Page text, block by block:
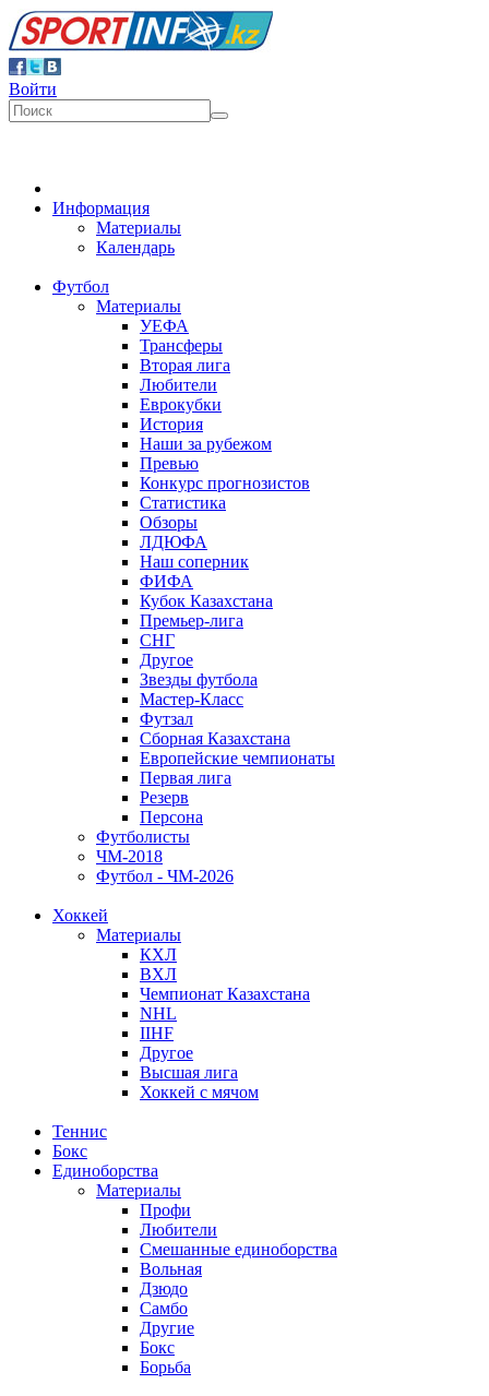
Войти
Информация
Материалы
Календарь
Футбол
Материалы
УЕФА
Трансферы
Вторая лига
Любители
Еврокубки
История
Наши за рубежом
Превью
Конкурс прогнозистов
Статистика
Обзоры
ЛДЮФА
Наш соперник
ФИФА
Кубок Казахстана
Премьер-лига
СНГ
Другое
Звезды футбола
Мастер-Класс
Футзал
Сборная Казахстана
Европейские чемпионаты
Первая лига
Резерв
Персона
Футболисты
ЧМ-2018
Футбол - ЧМ-2026
Хоккей
Материалы
КХЛ
ВХЛ
Чемпионат Казахстана
NHL
IIHF
Другое
Высшая лига
Хоккей с мячом
Теннис
Бокс
Единоборства
Материалы
Профи
Любители
Смешанные единоборства
Вольная
Дзюдо
Самбо
Другие
Бокс
Борьба